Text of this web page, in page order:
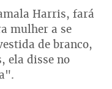
Harris, fará
mulher a se
de branco,
ela disse no